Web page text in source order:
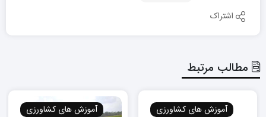
اشتراک
مطالب مرتبط
آموزش های کشاورزی آموزش های کشاورزی